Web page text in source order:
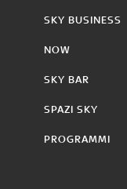
SKY BUSINESS
NOW
SKY BAR
SPAZI SKY
PROGRAMMI